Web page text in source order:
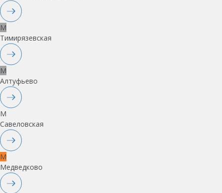
M
Тимирязевская
M
Алтуфьево
M
Савеловская
M
Медведково